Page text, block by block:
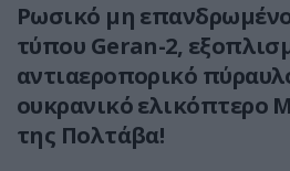
Ρωσικό μη
τύπου Geran-2,
αντιαεροπορικό
ουκρανικό ελικόπτερο
της Πολτάβα!